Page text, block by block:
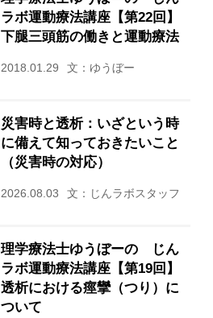
ラボ運動療法講座【第22回】
下腿三頭筋の働きと運動療法
2018.01.29 文：ゆうぼー
災害時と透析：いざという時
に備えて知っておきたいこと
（災害時の対応）
2026.08.03 文：じんラボスタッフ
理学療法士ゆうぼーの じん
ラボ運動療法講座【第19回】
透析における痙攣（つり）に
ついて